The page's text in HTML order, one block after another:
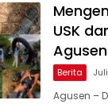
USK
Agusen
Berita
Agusen –